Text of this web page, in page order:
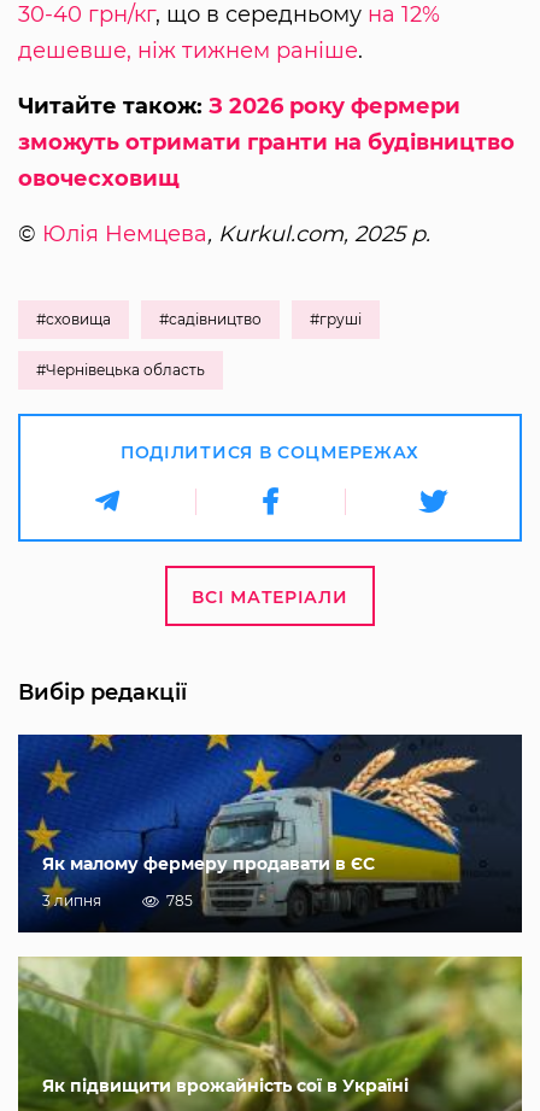
30-40 грн/кг, що в середньому на 12%
дешевше, ніж тижнем раніше.
Читайте також: З 2026 року фермери
зможуть отримати гранти на будівництво
овочесховищ
© Юлія Немцева, Kurkul.com, 2025 р.
#сховища #садівництво #груші
#Чернівецька область
ПОДІЛИТИСЯ В СОЦМЕРЕЖАХ
ВСІ МАТЕРІАЛИ
Вибір редакції
Як малому фермеру продавати в ЄС
3 липня 785
Як підвищити врожайність сої в Україні